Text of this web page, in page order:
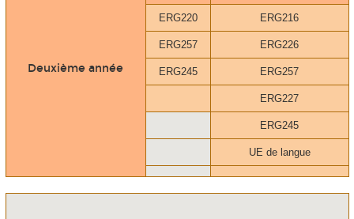
Deuxième année
ERG220 ERG216
ERG257 ERG226
ERG245 ERG257
ERG227
ERG245
UE de langue